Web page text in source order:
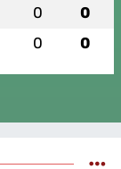
0 0
0 0